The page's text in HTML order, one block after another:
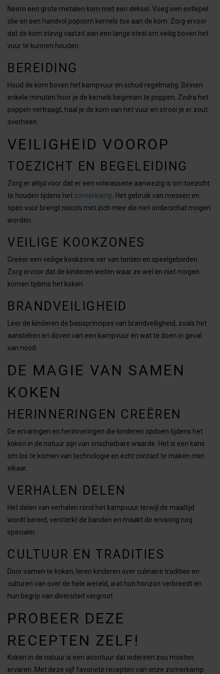
Neem een grote metalen kom met een deksel. Voeg een eetlepel
olie en een handvol popcorn kernels toe aan de kom. Zorg ervoor
dat de kom stevig vastzit aan een lange steel om veilig boven het
vuur te kunnen houden.
BEREIDING
Houd de kom boven het kampvuur en schud regelmatig. Binnen
enkele minuten hoor je de kernels beginnen te poppen. Zodra het
poppen vertraagt, haal je de kom van het vuur en strooi je er zout
overheen.
VEILIGHEID VOOROP
TOEZICHT EN BEGELEIDING
Zorg er altijd voor dat er een volwassene aanwezig is om toezicht
te houden tijdens het zomerkamp . Het gebruik van messen en
open vuur brengt risico’s met zich mee die niet onderschat mogen
worden.
VEILIGE KOOKZONES
Creëer een veilige kookzone ver van tenten en speelgebieden.
Zorg ervoor dat de kinderen weten waar ze wel en niet mogen
komen tijdens het koken.
BRANDVEILIGHEID
Leer de kinderen de basisprincipes van brandveiligheid, zoals het
aansteken en doven van een kampvuur en wat te doen in geval
van nood.
DE MAGIE VAN SAMEN
KOKEN
HERINNERINGEN CREËREN
De ervaringen en herinneringen die kinderen opdoen tijdens het
koken in de natuur zijn van onschatbare waarde. Het is een kans
om los te komen van technologie en echt contact te maken met
elkaar.
VERHALEN DELEN
Het delen van verhalen rond het kampvuur terwijl de maaltijd
wordt bereid, versterkt de banden en maakt de ervaring nog
specialer.
CULTUUR EN TRADITIES
Door samen te koken, leren kinderen over culinaire tradities en
culturen van over de hele wereld, wat hun horizon verbreedt en
hun begrip van diversiteit vergroot.
PROBEER DEZE
RECEPTEN ZELF!
Koken in de natuur is een avontuur dat iedereen zou moeten
ervaren. Met deze vijf favoriete recepten van onze zomerkamp